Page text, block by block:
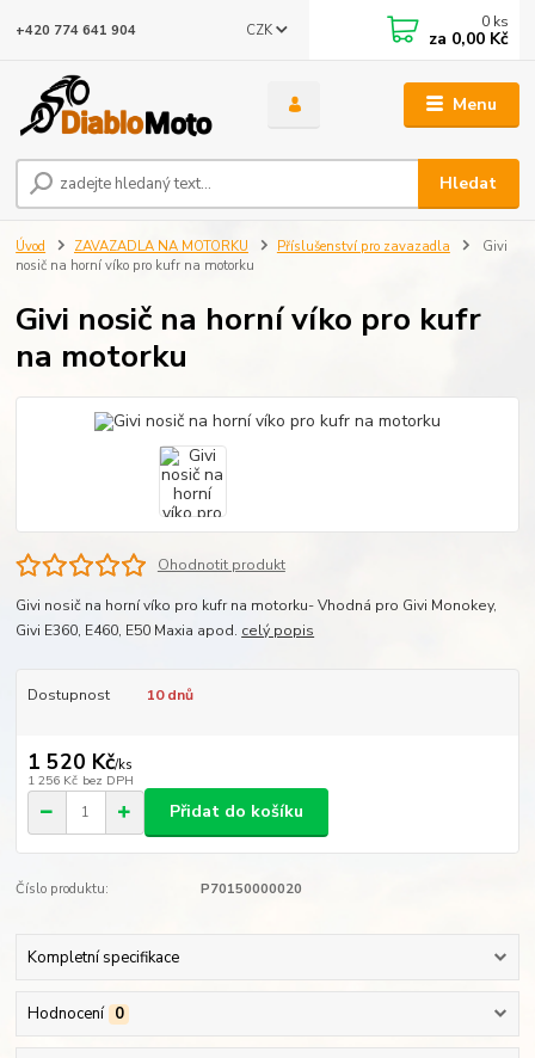
Menu
CZK
Hledat
+420 774 641 904 0 ks
za 0,00 Kč
Úvod ZAVAZADLA NA MOTORKU Příslušenství pro zavazadla
Givi
nosič na horní víko pro kufr na motorku
Givi nosič na horní víko pro kufr
na motorku
Ohodnotit produkt
Givi nosič na horní víko pro kufr na motorku- Vhodná pro Givi Monokey,
Givi E360, E460, E50 Maxia apod. celý popis
Dostupnost 10 dnů
1 520 Kč/ks
1 256 Kč bez DPH
Přidat do košíku
Číslo produktu: P70150000020
Kompletní specifikace
Hodnocení 0